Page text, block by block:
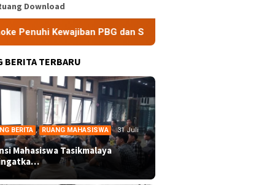
Download
PBG dan SLF BEM Nusantara Priangan Timur
BERITA TERBARU
BERITA , RUANG MAHASISWA
31 Juli
Mahasiswa Tasikmalaya